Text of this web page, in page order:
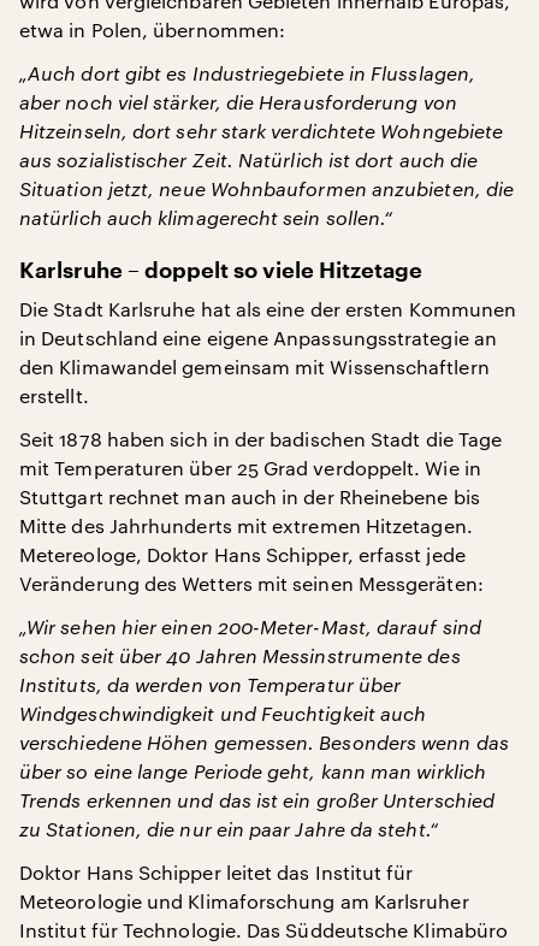
etwa in Polen, übernommen:
„Auch dort gibt es Industriegebiete in Flusslagen,
aber noch viel stärker, die Herausforderung von
Hitzeinseln, dort sehr stark verdichtete Wohngebiete
aus sozialistischer Zeit. Natürlich ist dort auch die
Situation jetzt, neue Wohnbauformen anzubieten, die
natürlich auch klimagerecht sein sollen.“
Karlsruhe – doppelt so viele Hitzetage
Die Stadt Karlsruhe hat als eine der ersten Kommunen
in Deutschland eine eigene Anpassungsstrategie an
den Klimawandel gemeinsam mit Wissenschaftlern
erstellt.
Seit 1878 haben sich in der badischen Stadt die Tage
mit Temperaturen über 25 Grad verdoppelt. Wie in
Stuttgart rechnet man auch in der Rheinebene bis
Mitte des Jahrhunderts mit extremen Hitzetagen.
Metereologe, Doktor Hans Schipper, erfasst jede
Veränderung des Wetters mit seinen Messgeräten:
„Wir sehen hier einen 200-Meter-Mast, darauf sind
schon seit über 40 Jahren Messinstrumente des
Instituts, da werden von Temperatur über
Windgeschwindigkeit und Feuchtigkeit auch
verschiedene Höhen gemessen. Besonders wenn das
über so eine lange Periode geht, kann man wirklich
Trends erkennen und das ist ein großer Unterschied
zu Stationen, die nur ein paar Jahre da steht.“
Doktor Hans Schipper leitet das Institut für
Meteorologie und Klimaforschung am Karlsruher
Institut für Technologie. Das Süddeutsche Klimabüro